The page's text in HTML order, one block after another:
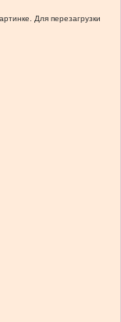
Для перезагрузки